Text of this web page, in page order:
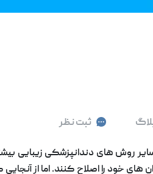
ثبت نظر
روش های دندانپزشکی زیبایی
خود را اصلاح کنند. اما از